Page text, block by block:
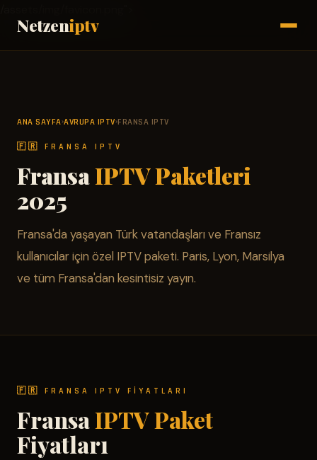
Netzeniptv
ANA SAYFA›AVRUPA IPTV›FRANSA IPTV
🇫🇷 FRANSA IPTV
FransaIPTV Paketleri
2025
Fransa'da yaşayan Türk vatandaşları ve Fransız
kullanıcılar için özel IPTV paketi. Paris, Lyon, Marsilya
ve tüm Fransa'dan kesintisiz yayın.
🇫🇷 FRANSA IPTV FIYATLARI
FransaIPTV Paket
Fiyatları